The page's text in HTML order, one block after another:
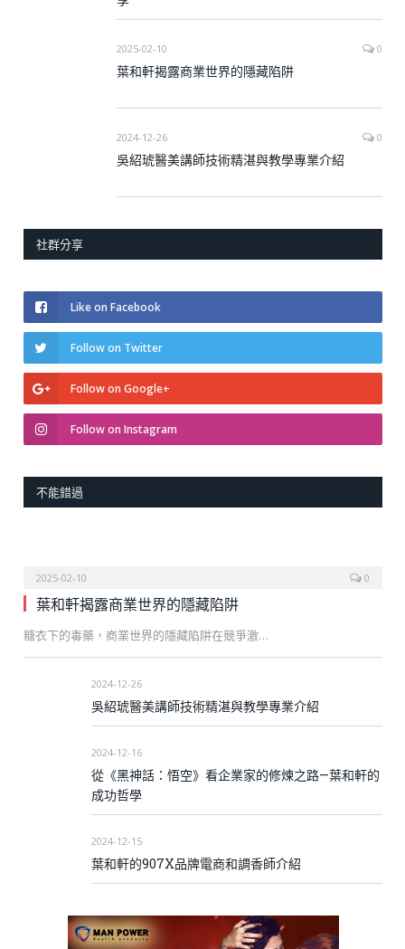
2025-02-10 0
葉和軒揭露商業世界的隱藏陷阱
2024-12-26 0
吳紹琥醫美講師技術精湛與教學專業介紹
社群分享
Like on Facebook
Follow on Twitter
Follow on Google+
Follow on Instagram
不能錯過
2025-02-10 0
葉和軒揭露商業世界的隱藏陷阱
糖衣下的毒藥，商業世界的隱藏陷阱在競爭激…
2024-12-26
吳紹琥醫美講師技術精湛與教學專業介紹
2024-12-16
從《黑神話：悟空》看企業家的修煉之路—葉和軒的
成功哲學
2024-12-15
葉和軒的907X品牌電商和調香師介紹